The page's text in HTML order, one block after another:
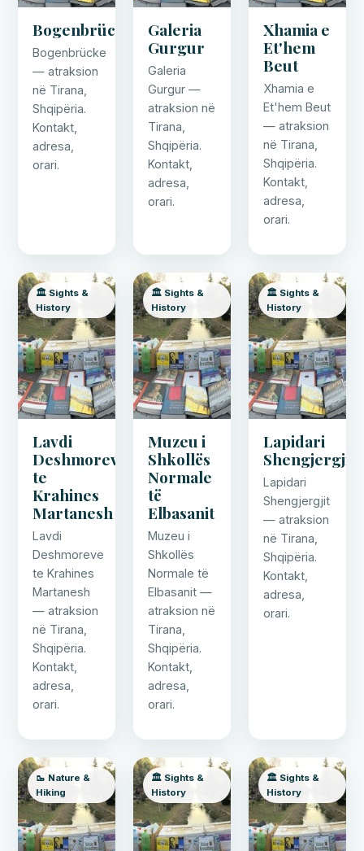
Bogenbrücke
Bogenbrücke
— atraksion
në Tirana,
Shqipëria.
Kontakt,
adresa,
orari.
Galeria
Gurgur
Galeria
Gurgur —
atraksion në
Tirana,
Shqipëria.
Kontakt,
adresa,
orari.
Xhamia e
Et'hem
Beut
Xhamia e
Et'hem Beut
— atraksion
në Tirana,
Shqipëria.
Kontakt,
adresa,
orari.
🏛️ Sights &
History
Lavdi
Deshmoreve
te
Krahines
Martanesh
Lavdi
Deshmoreve
te Krahines
Martanesh
— atraksion
në Tirana,
Shqipëria.
Kontakt,
adresa,
orari.
🏛️ Sights &
History
Muzeu i
Shkollës
Normale
të
Elbasanit
Muzeu i
Shkollës
Normale të
Elbasanit —
atraksion në
Tirana,
Shqipëria.
Kontakt,
adresa,
orari.
🏛️ Sights &
History
Lapidari
Shengjergjit
Lapidari
Shengjergjit
— atraksion
në Tirana,
Shqipëria.
Kontakt,
adresa,
orari.
🥾 Nature &
Hiking
🏛️ Sights &
History
🏛️ Sights &
History